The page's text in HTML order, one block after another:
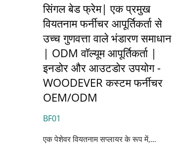
सिंगल बेड फ्रेम| एक प्रमुख
वियतनाम फर्नीचर आपूर्तिकर्ता से
उच्च गुणवत्ता वाले भंडारण समाधान
| ODM वॉल्यूम आपूर्तिकर्ता |
इनडोर और आउटडोर उपयोग -
WOODEVER कस्टम फर्नीचर
OEM/ODM
BF01
एक पेशेवर वियतनाम सप्लायर के रूप में,...